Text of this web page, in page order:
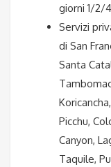
giorni 1/2/
Servizi
di San
Santa
Picchu,
Canyon,
Taquile,